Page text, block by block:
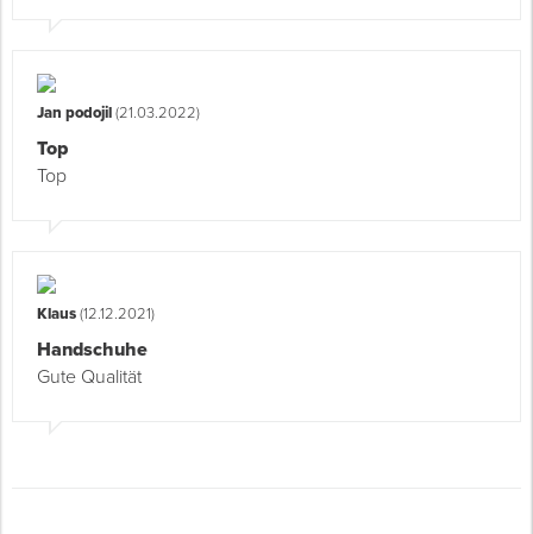
Jan podojil(21.03.2022)
Top
Top
Klaus(12.12.2021)
Handschuhe
Gute Qualität